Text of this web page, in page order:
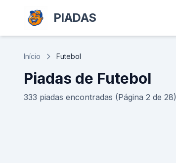
PIADAS
Início Futebol
Piadas de Futebol
333 piadas encontradas (Página 2 de 28)